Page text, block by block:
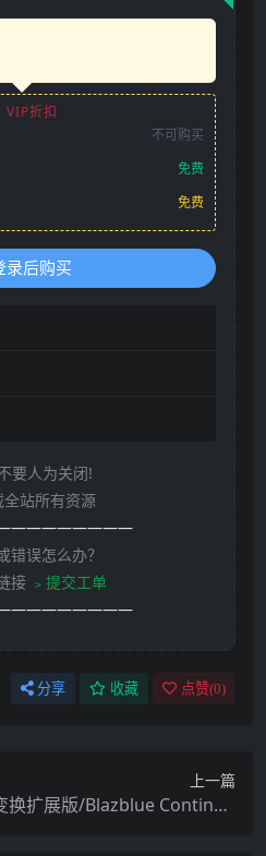
VIP折扣
不可购买
免费
免费
录后购买
要人为关闭!
站所有资源
错误怎么办？
接 ﹥提交工单
分享 收藏 点赞(0)
上一篇
换扩展版/Blazblue Continuu